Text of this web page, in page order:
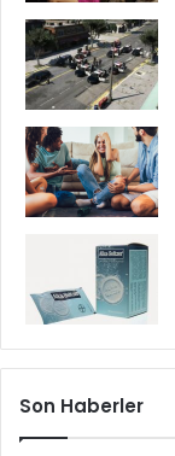
Son Haberler